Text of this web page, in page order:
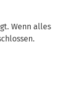
Wenn alles